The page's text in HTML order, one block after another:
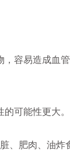
容易造成血
可能性更大。
、肥肉、油炸